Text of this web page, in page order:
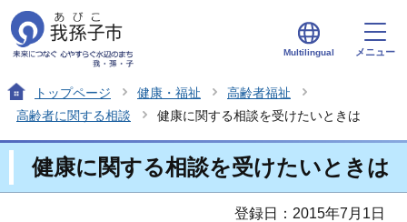
Multilingual メニュー
トップページ 健康・福祉
高齢者福祉
高齢者に関する相談
健康に関する相談を受けたいときは
健康に関する相談を受けたいときは
登録日：2015年7月1日